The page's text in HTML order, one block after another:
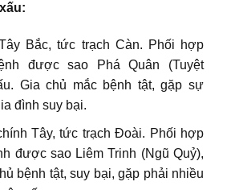
Bắc, tức trạch Càn. Phối hợp
được sao Phá Quân (Tuyệt
Gia chủ mắc bệnh tật, gặp sự
đình suy bại.
Tây, tức trạch Đoài. Phối hợp
được sao Liêm Trinh (Ngũ Quỷ),
bệnh tật, suy bại, gặp phải nhiều